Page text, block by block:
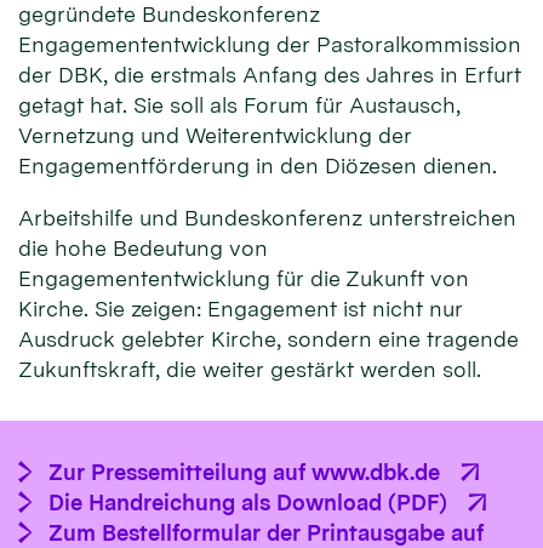
gegründete Bundeskonferenz
Engagemententwicklung der Pastoralkommission
der DBK, die erstmals Anfang des Jahres in Erfurt
getagt hat. Sie soll als Forum für Austausch,
Vernetzung und Weiterentwicklung der
Engagementförderung in den Diözesen dienen.
Arbeitshilfe und Bundeskonferenz unterstreichen
die hohe Bedeutung von
Engagemententwicklung für die Zukunft von
Kirche. Sie zeigen: Engagement ist nicht nur
Ausdruck gelebter Kirche, sondern eine tragende
Zukunftskraft, die weiter gestärkt werden soll.
Zur Pressemitteilung auf www.dbk.de
Die Handreichung als Download (PDF)
Zum Bestellformular der Printausgabe auf